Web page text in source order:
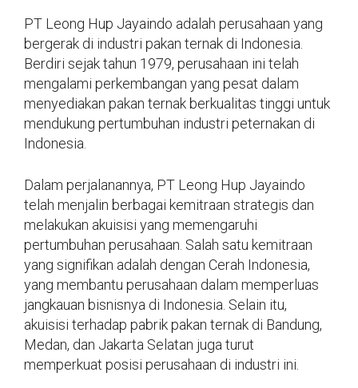
PT Leong Hup Jayaindo adalah perusahaan yang
bergerak di industri pakan ternak di Indonesia.
Berdiri sejak tahun 1979, perusahaan ini telah
mengalami perkembangan yang pesat dalam
menyediakan pakan ternak berkualitas tinggi untuk
mendukung pertumbuhan industri peternakan di
Indonesia.
Dalam perjalanannya, PT Leong Hup Jayaindo
telah menjalin berbagai kemitraan strategis dan
melakukan akuisisi yang memengaruhi
pertumbuhan perusahaan. Salah satu kemitraan
yang signifikan adalah dengan Cerah Indonesia,
yang membantu perusahaan dalam memperluas
jangkauan bisnisnya di Indonesia. Selain itu,
akuisisi terhadap pabrik pakan ternak di Bandung,
Medan, dan Jakarta Selatan juga turut
memperkuat posisi perusahaan di industri ini.